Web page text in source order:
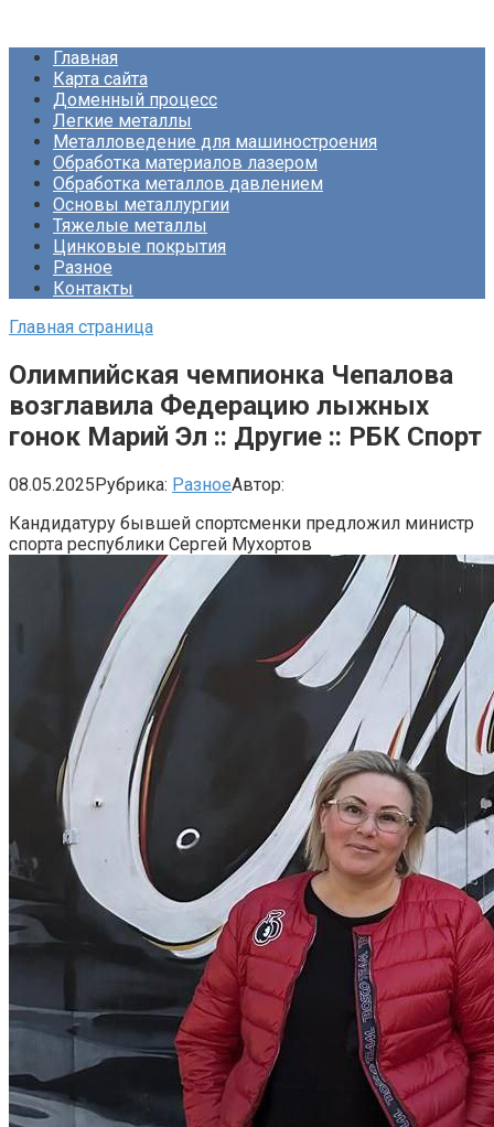
контентуГлавная
Карта сайта
Доменный процесс
Легкие металлы
Металловедение для машиностроения
Обработка материалов лазером
Обработка металлов давлением
Основы металлургии
Тяжелые металлы
Цинковые покрытия
Разное
Контакты
Главная страница
Олимпийская чемпионка Чепалова
возглавила Федерацию лыжных
гонок Марий Эл :: Другие :: РБК Спорт
08.05.2025Рубрика: РазноеАвтор:
Кандидатуру бывшей спортсменки предложил министр
спорта республики Сергей Мухортов